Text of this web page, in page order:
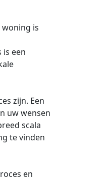
is
is een
zijn. Een
uw wensen
scala
te vinden
en